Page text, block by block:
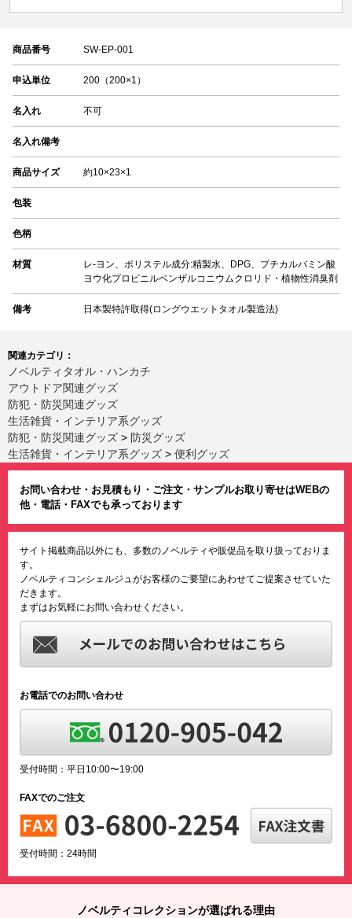
商品番号 SW-EP-001
申込単位 200（200×1）
名入れ 不可
名入れ備考
商品サイズ 約10×23×1
包装
色柄
材質
レ-ヨン、ポリステル成分:精製水、DPG、プチカルバミン酸
ヨウ化プロピニルベンザルコニウムクロリド・植物性消臭剤
備考 日本製特許取得(ロングウエットタオル製造法)
関連カテゴリ：
ノベルティタオル・ハンカチ
アウトドア関連グッズ
防犯・防災関連グッズ
生活雑貨・インテリア系グッズ
防犯・防災関連グッズ > 防災グッズ
生活雑貨・インテリア系グッズ > 便利グッズ
お問い合わせ・お見積もり・ご注文・サンプルお取り寄せはWEBの
他・電話・FAXでも承っております
サイト掲載商品以外にも、多数のノベルティや販促品を取り扱っておりま
す。
ノベルティコンシェルジュがお客様のご要望にあわせてご提案させていた
だきます。
まずはお気軽にお問い合わせください。
お電話でのお問い合わせ
受付時間：平日10:00〜19:00
FAXでのご注文
受付時間：24時間
ノベルティコレクションが選ばれる理由